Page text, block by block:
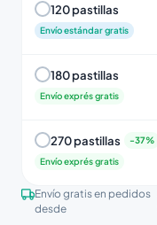
120 pastillas
Envío estándar gratis
180 pastillas
Envío exprés gratis
270 pastillas
Envío exprés gratis
Envío gratis en pedidos
desde